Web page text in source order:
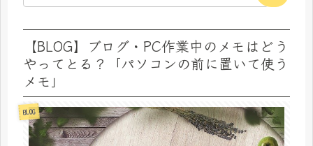
【BLOG】ブログ・PC作業中のメモはどう
やってとる？「パソコンの前に置いて使う
メモ」
BLOG